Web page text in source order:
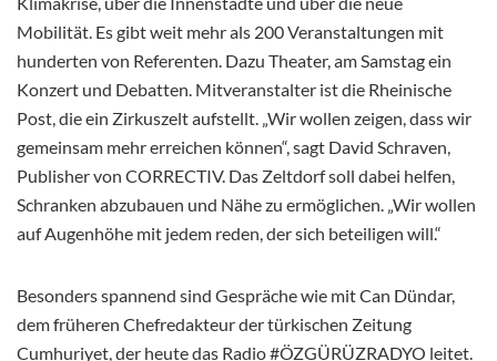
Mobilität. Es gibt weit mehr als 200 Veranstaltungen mit
hunderten von Referenten. Dazu Theater, am Samstag ein
Konzert und Debatten. Mitveranstalter ist die Rheinische
Post, die ein Zirkuszelt aufstellt. „Wir wollen zeigen, dass wir
gemeinsam mehr erreichen können“, sagt David Schraven,
Publisher von CORRECTIV. Das Zeltdorf soll dabei helfen,
Schranken abzubauen und Nähe zu ermöglichen. „Wir wollen
auf Augenhöhe mit jedem reden, der sich beteiligen will.“
Besonders spannend sind Gespräche wie mit Can Dündar,
dem früheren Chefredakteur der türkischen Zeitung
Cumhuriyet, der heute das Radio #ÖZGÜRÜZRADYO leitet.